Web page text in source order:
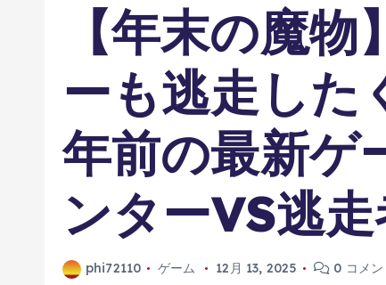
【年末の魔
ーも逃走した
年前の最新ゲ
ンターVS逃走
phi72110 ゲーム 12月 13, 2025 0 コメン